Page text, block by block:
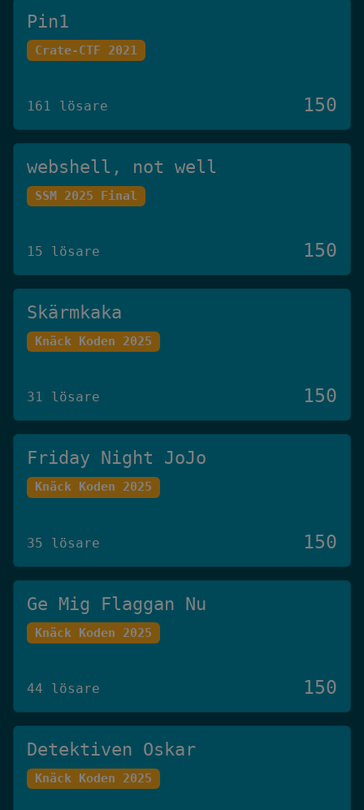
Pin1
Crate-CTF 2021
161 lösare 150
webshell, not well
SSM 2025 Final
15 lösare 150
Skärmkaka
Knäck Koden 2025
31 lösare 150
Friday Night JoJo
Knäck Koden 2025
35 lösare 150
Ge Mig Flaggan Nu
Knäck Koden 2025
44 lösare 150
Detektiven Oskar
Knäck Koden 2025